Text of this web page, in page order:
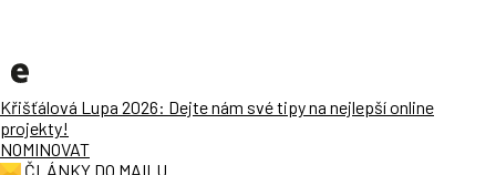
Křišťálová Lupa 2026: Dejte nám své tipy na nejlepší online
projekty!
NOMINOVAT
ČLÁNKY DO MAILU